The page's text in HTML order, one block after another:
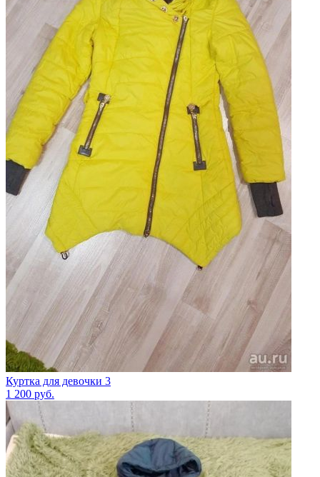
Куртка для девочки 3
1 200 руб.